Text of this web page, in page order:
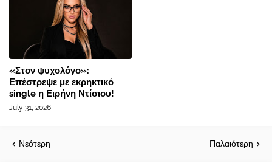
«Στον ψυχολόγο»:
Επέστρεψε με εκρηκτικό
single η Ειρήνη Ντίσιου!
July 31, 2026
Νεότερη Παλαιότερη